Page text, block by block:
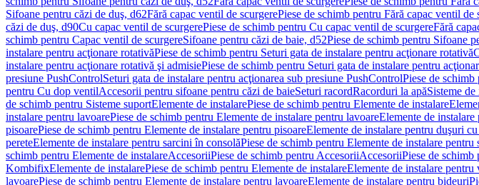
Sifoane pentru căzi de duş, d62Fără capac ventil de scurgerePiese de schimb pentru Fără capac ventil de
căzi de duş, d90Cu capac ventil de scurgerePiese de schimb pentru Cu capac ventil de scurgereFără
schimb pentru Capac ventil de scurgereSifoane pentru căzi de baie, d52Piese de schimb pentru Sifoane
instalare pentru acţionare rotativăPiese de schimb pentru Seturi gata de instalare pentru acţionare rotativă
instalare pentru acţionare rotativă şi admisiePiese de schimb pentru Seturi gata de instalare pentru
presiune PushControlSeturi gata de instalare pentru acţionarea sub presiune PushControlPiese de schimb
pentru Cu dop ventilAccesorii pentru sifoane pentru căzi de baieSeturi racordRacorduri la apăSisteme
de schimb pentru Sisteme suportElemente de instalarePiese de schimb pentru Elemente de instalare
instalare pentru lavoarePiese de schimb pentru Elemente de instalare pentru lavoareElemente de
pisoarePiese de schimb pentru Elemente de instalare pentru pisoareElemente de instalare pentru duşuri
pereteElemente de instalare pentru sarcini în consolăPiese de schimb pentru Elemente de instalare pentru
schimb pentru Elemente de instalareAccesoriiPiese de schimb pentru AccesoriiAccesoriiPiese de schimb
KombifixElemente de instalarePiese de schimb pentru Elemente de instalareElemente de instalare pentru
lavoarePiese de schimb pentru Elemente de instalare pentru lavoareElemente de instalare pentru bideuri